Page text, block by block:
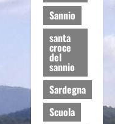
Sannio
santa
croce
del
sannio
Sardegna
Scuola